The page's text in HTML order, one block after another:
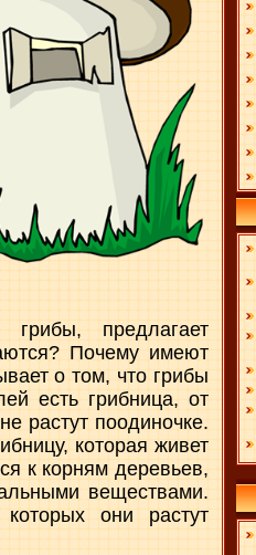
грибы, предлагает
Почему имеют
о том, что грибы
есть грибница, от
растут поодиночке.
которая живет
к корням деревьев,
веществами.
они растут